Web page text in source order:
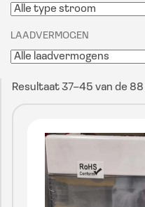
LAADVERMOGEN
Resultaat 37–45 van de